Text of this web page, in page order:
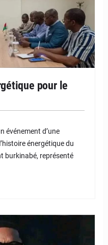
pour le
événement d’une
énergétique du
burkinabé, représenté